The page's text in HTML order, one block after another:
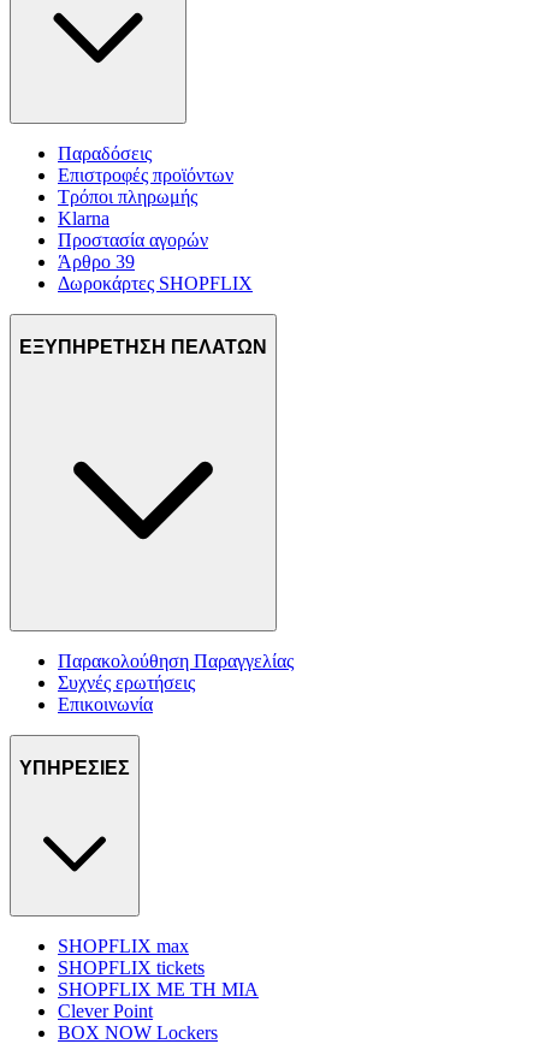
Παραδόσεις
Επιστροφές προϊόντων
Τρόποι πληρωμής
Klarna
Προστασία αγορών
Άρθρο 39
Δωροκάρτες SHOPFLIX
ΕΞΥΠΗΡΕΤΗΣΗ ΠΕΛΑΤΩΝ
Παρακολούθηση Παραγγελίας
Συχνές ερωτήσεις
Επικοινωνία
ΥΠΗΡΕΣΙΕΣ
SHOPFLIX max
SHOPFLIX tickets
SHOPFLIX ΜΕ ΤΗ ΜΙΑ
Clever Point
BOX NOW Lockers